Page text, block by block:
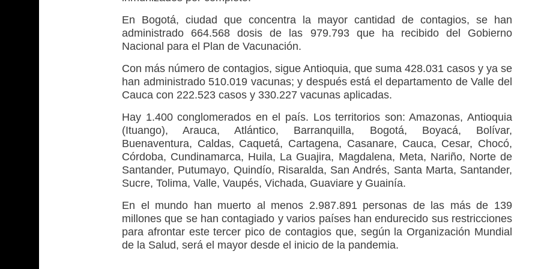
En Bogotá, ciudad que concentra la mayor cantidad de contagios, se han
administrado 664.568 dosis de las 979.793 que ha recibido del Gobierno
Nacional para el Plan de Vacunación.
Con más número de contagios, sigue Antioquia, que suma 428.031 casos y ya se
han administrado 510.019 vacunas; y después está el departamento de Valle del
Cauca con 222.523 casos y 330.227 vacunas aplicadas.
Hay 1.400 conglomerados en el país. Los territorios son: Amazonas, Antioquia
(Ituango), Arauca, Atlántico, Barranquilla, Bogotá, Boyacá, Bolívar,
Buenaventura, Caldas, Caquetá, Cartagena, Casanare, Cauca, Cesar, Chocó,
Córdoba, Cundinamarca, Huila, La Guajira, Magdalena, Meta, Nariño, Norte de
Santander, Putumayo, Quindío, Risaralda, San Andrés, Santa Marta, Santander,
Sucre, Tolima, Valle, Vaupés, Vichada, Guaviare y Guainía.
En el mundo han muerto al menos 2.987.891 personas de las más de 139
millones que se han contagiado y varios países han endurecido sus restricciones
para afrontar este tercer pico de contagios que, según la Organización Mundial
de la Salud, será el mayor desde el inicio de la pandemia.